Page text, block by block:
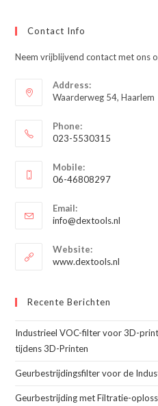
Contact Info
Neem vrijblijvend contact met ons
Address:
Waarderweg 54, Haarlem
Phone:
023-5530315
in
je
toepassing
Mobile:
06-46808297
in
je
toepassing
Email:
info@dextools.nl
Website:
www.dextools.nl
Recente Berichten
Industrieel VOC-filter voor 3D-
tijdens 3D-Printen
Geurbestrijdingsfilter voor de
Geurbestrijding met Filtratie-